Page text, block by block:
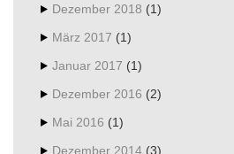
Dezember 2018 (1)
März 2017 (1)
Januar 2017 (1)
Dezember 2016 (2)
Mai 2016 (1)
Dezember 2014 (3)